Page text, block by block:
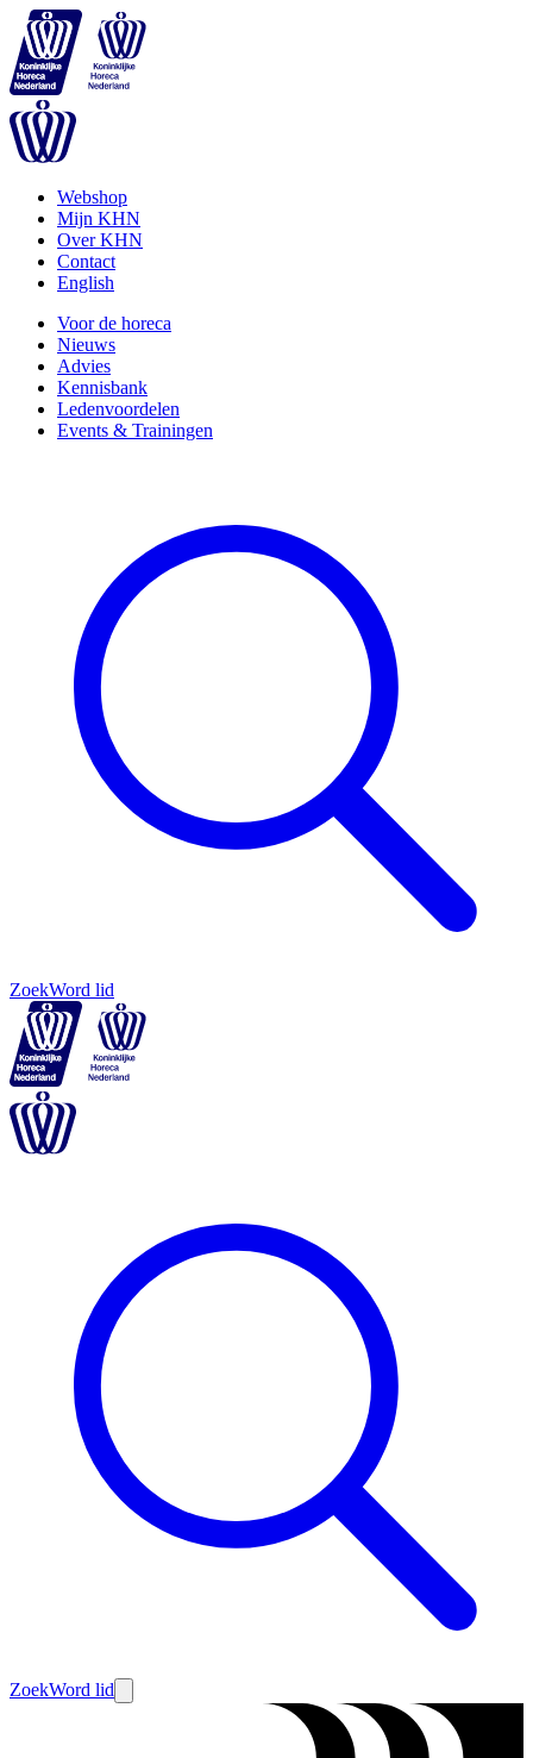
Webshop
Mijn KHN
Over KHN
Contact
English
Voor de horeca
Nieuws
Advies
Kennisbank
Ledenvoordelen
Events & Trainingen
ZoekWord lid
ZoekWord lid